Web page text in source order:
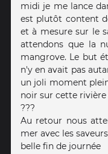
midi je me lance
est plutôt content
et à mesure sur le
attendons que la
mangrove. Le but
n'y en avait pas
un joli moment
noir sur cette
???
Au retour nous
mer avec les
belle fin de journée